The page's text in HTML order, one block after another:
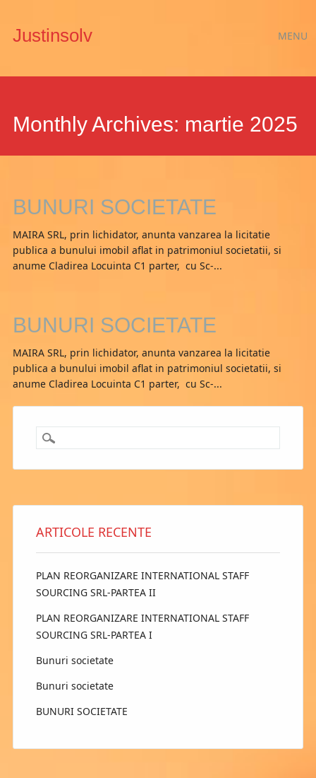
Justinsolv MENU
Monthly Archives: martie 2025
BUNURI SOCIETATE
MAIRA SRL, prin lichidator, anunta vanzarea la licitatie
publica a bunului imobil aflat in patrimoniul societatii, si
anume Cladirea Locuinta C1 parter, cu Sc-...
BUNURI SOCIETATE
MAIRA SRL, prin lichidator, anunta vanzarea la licitatie
publica a bunului imobil aflat in patrimoniul societatii, si
anume Cladirea Locuinta C1 parter, cu Sc-...
ARTICOLE RECENTE
PLAN REORGANIZARE INTERNATIONAL STAFF
SOURCING SRL-PARTEA II
PLAN REORGANIZARE INTERNATIONAL STAFF
SOURCING SRL-PARTEA I
Bunuri societate
Bunuri societate
BUNURI SOCIETATE